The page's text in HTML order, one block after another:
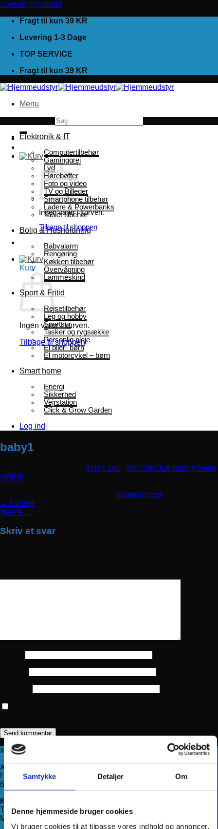
Samtykke Detaljer Om
Denne hjemmeside bruger cookies
Vi bruger cookies til at tilpasse vores indhold og annoncer,
Fortsæt til indhold
Fragt til kun 39 KR
Levering 1-3 Dage
TOP SERVICE
Fragt til kun 39 KR
Menu
Ingen varer i kurven.
Tilbage til shoppen
Kurv
Ingen varer i kurven.
Tilbage til shoppen
Elektronik & IT
Computertilbehør
Gaminggrej
Lyd
Hørebøffer
Foto og video
TV og Billeder
Smartphone tilbehør
Ladere & Powerbanks
Tablet tilbehør
Bolig & Husholdning
Babyalarm
Rengøring
Køkken tilbehør
Overvågning
Lammeskind
Sport & Fritid
Rejsetilbehør
Leg og hobby
Sportsur
Tasker og rygsække
Personlig pleje
El biler- børn
El motorcykel – børn
Smart home
Energi
Sikkerhed
Vejrstation
Click & Grow Garden
Log ind
baby1
160 × 160
MOTOROLA Babymonitor
MBP67
kommenterer.
← Forrige
Næste →
Skriv et svar
Information
Adresse
Haderslevvej 78, st.
6200 Aabenraa
Kontakt os
Telefon:71 99 75 88
Mail: